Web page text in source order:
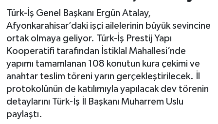
Türk-İş Genel Başkanı Ergün Atalay,
Afyonkarahisar’daki işçi ailelerinin büyük sevincine
ortak olmaya geliyor. Türk-İş Prestij Yapı
Kooperatifi tarafından İstiklal Mahallesi’nde
yapımı tamamlanan 108 konutun kura çekimi ve
anahtar teslim töreni yarın gerçekleştirilecek. İl
protokolünün de katılımıyla yapılacak dev törenin
detaylarını Türk-İş İl Başkanı Muharrem Uslu
paylaştı.
Kültür - Sanat
Yaşam